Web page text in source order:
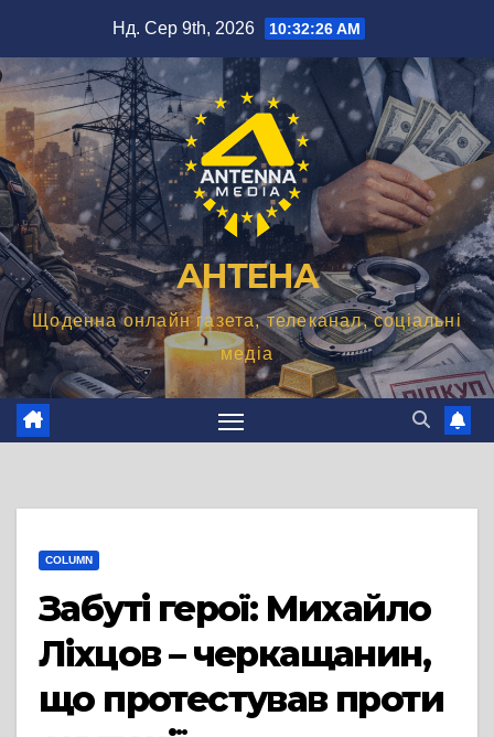
вмісту
Нд. Сер 9th, 2026 10:32:27 AM
АНТЕНА
Щоденна онлайн газета, телеканал, соціальні
медіа
COLUMN
Забуті герої: Михайло
Ліхцов – черкащанин,
що протестував проти